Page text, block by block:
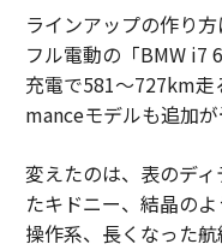
ラインアップの作り
フル電動の「BMW i7
充電で581〜727km
manceモデルも追加が
変えたのは、表のデ
たキドニー、結晶の
操作系、長くなった航